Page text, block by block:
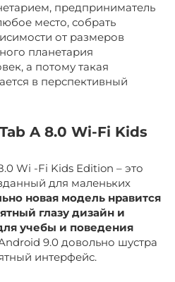
предприниматель
место, собрать
от размеров
планетария
а потому такая
в перспективный
A 8.0 Wi-Fi Kids
Wi -Fi Kids Edition – это
для маленьких
новая модель нравится
глазу дизайн и
учебы и поведения
9.0 довольно шустра
интерфейс.